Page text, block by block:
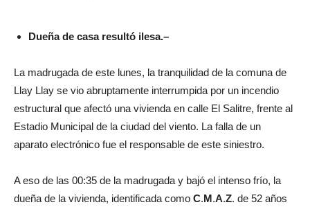
Dueña de casa resultó ilesa.–
La madrugada de este lunes, la tranquilidad de la comuna de
Llay Llay se vio abruptamente interrumpida por un incendio
estructural que afectó una vivienda en calle El Salitre, frente al
Estadio Municipal de la ciudad del viento. La falla de un
aparato electrónico fue el responsable de este siniestro.
A eso de las 00:35 de la madrugada y bajó el intenso frío, la
dueña de la vivienda, identificada como C. M .A.Z. de 52 años